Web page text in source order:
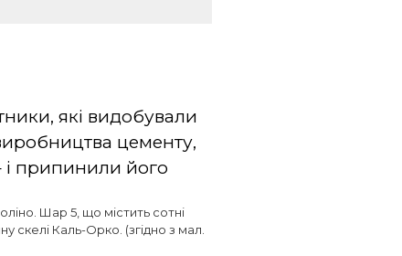
які видобували
цементу,
і припинили його
Шар 5, що містить сотні
скелі Каль-Орко. (згідно з мал.